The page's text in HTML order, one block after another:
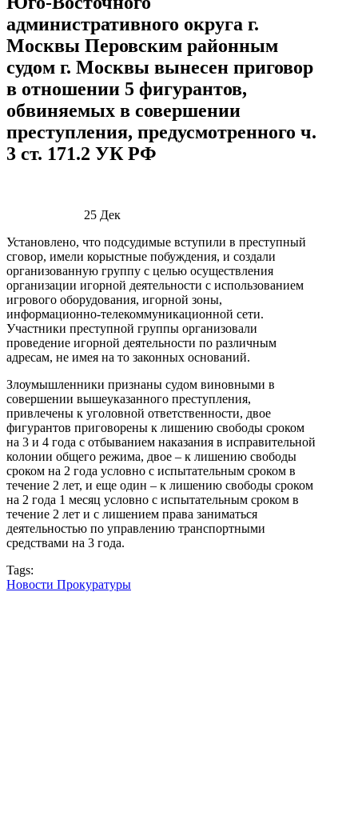
административного округа г.
Москвы Перовским районным
судом г. Москвы вынесен приговор
в отношении 5 фигурантов,
обвиняемых в совершении
преступления, предусмотренного ч.
3 ст. 171.2 УК РФ
25 Дек
Установлено, что подсудимые вступили в преступный
сговор, имели корыстные побуждения, и создали
организованную группу с целью осуществления
организации игорной деятельности с использованием
игрового оборудования, игорной зоны,
информационно-телекоммуникационной сети.
Участники преступной группы организовали
проведение игорной деятельности по различным
адресам, не имея на то законных оснований.
Злоумышленники признаны судом виновными в
совершении вышеуказанного преступления,
привлечены к уголовной ответственности, двое
фигурантов приговорены к лишению свободы сроком
на 3 и 4 года с отбыванием наказания в исправительной
колонии общего режима, двое – к лишению свободы
сроком на 2 года условно с испытательным сроком в
течение 2 лет, и еще один – к лишению свободы сроком
на 2 года 1 месяц условно с испытательным сроком в
течение 2 лет и с лишением права заниматься
деятельностью по управлению транспортными
средствами на 3 года.
Tags:
Новости Прокуратуры